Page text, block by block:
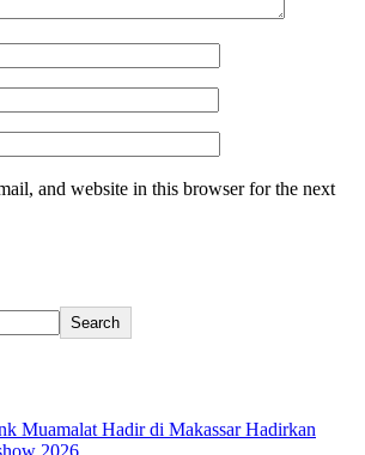
and website in this browser for the next
Search
Muamalat Hadir di Makassar Hadirkan
2026